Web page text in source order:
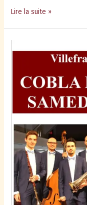
Visite
Lire la suite »